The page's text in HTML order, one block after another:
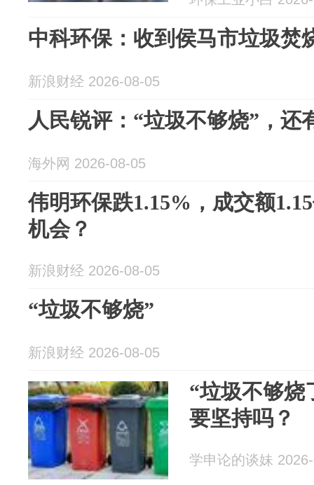
中科环保：收到侯马市垃圾
新浪财经 2026-08-05
人民锐评：“垃圾不够烧”，还
海外网 2026-08-05
伟明环保跌1.15%，成交额
机会？
新浪财经 2026-08-05
“垃圾不够烧”
新浪财经 2026-08-05
“垃圾不够烧
要坚持吗？
学申论的谈妹